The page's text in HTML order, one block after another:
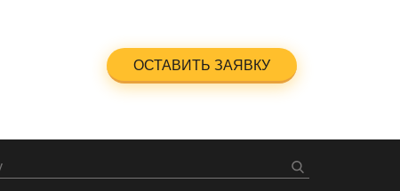
ОСТАВИТЬ ЗАЯВКУ